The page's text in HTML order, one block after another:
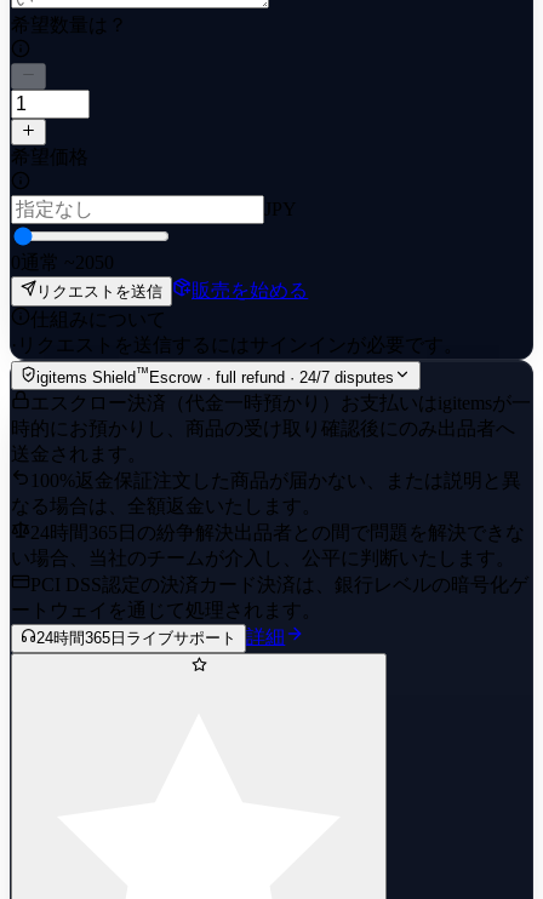
希望数量は？
希望価格
JPY
0通常 ~2050
リクエストを送信
販売を始める
仕組みについて
· リクエストを送信するにはサインインが必要です。
igitems Shield™Escrow · full refund · 24/7 disputes
エスクロー決済（代金一時預かり）
お支払いはigitemsが一
時的にお預かりし、商品の受け取り確認後にのみ出品者へ
送金されます。
100%返金保証 注文した商品が届かない、または説明と異
なる場合は、全額返金いたします。
24時間365日の紛争解決出品者との間で問題を解決できな
い場合、当社のチームが介入し、公平に判断いたします。
PCI DSS認定の決済 カード決済は、銀行レベルの暗号化ゲ
ートウェイを通じて処理されます。
24時間365日ライブサポート 詳細